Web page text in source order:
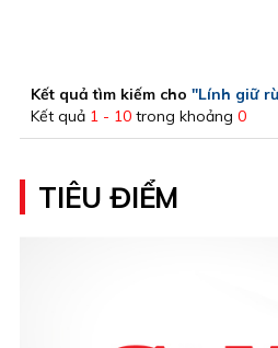
Kết quả tìm kiếm cho "Lính giữ
Kết quả 1 - 10 trong khoảng 0
TIÊU ĐIỂM